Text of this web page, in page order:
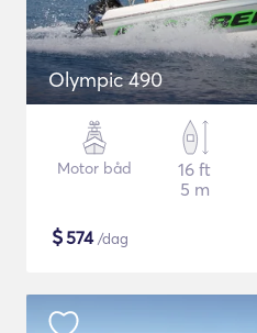
Olympic 490
Motor båd
16 ft
5 m
$574/dag